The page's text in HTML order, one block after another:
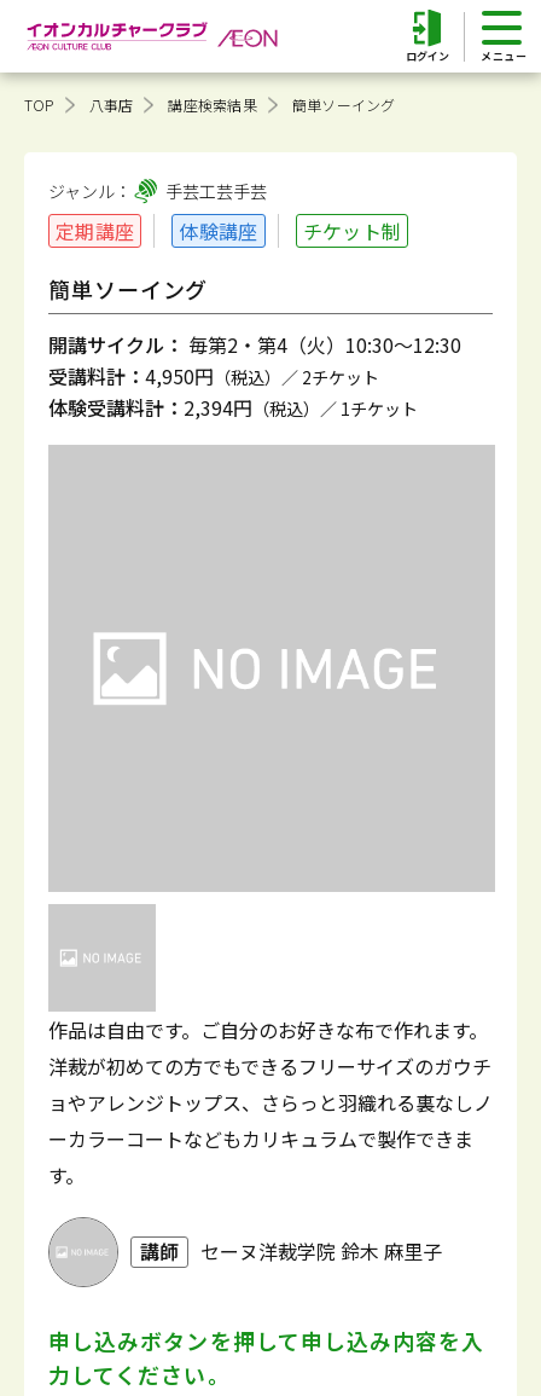
ログイン
TOP 八事店 講座検索結果 簡単ソーイング
ジャンル： 手芸工芸手芸
定期講座 体験講座 チケット制
簡単ソーイング
開講サイクル： 毎第2・第4（火）10:30～12:30
受講料計： 4,950円 （税込）／ 2チケット
体験受講料計： 2,394円 （税込）／ 1チケット
作品は自由です。ご自分のお好きな布で作れます。
洋裁が初めての方でもできるフリーサイズのガウチ
ョやアレンジトップス、さらっと羽織れる裏なしノ
ーカラーコートなどもカリキュラムで製作できま
す。
講師 セーヌ洋裁学院 鈴木 麻里子
申し込みボタンを押して申し込み内容を入
力してください。